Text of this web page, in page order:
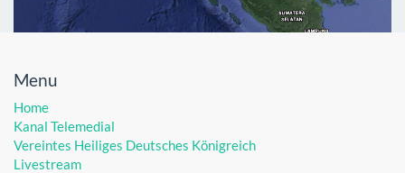
Menu
Home
Kanal Telemedial
Vereintes Heiliges Deutsches Königreich
Livestream